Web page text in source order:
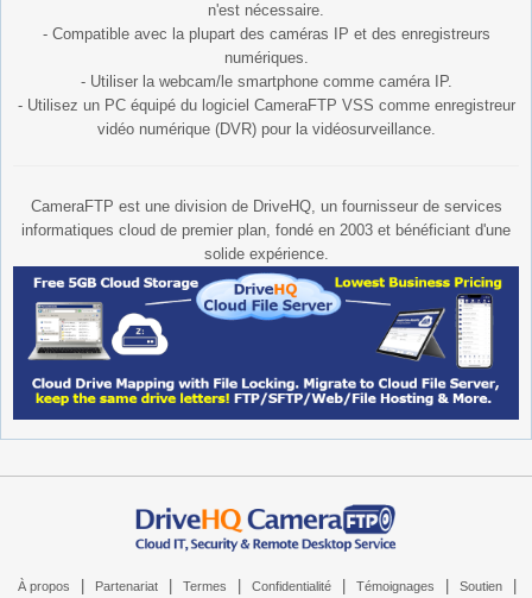
n'est nécessaire.
- Compatible avec la plupart des caméras IP et des enregistreurs
numériques.
- Utiliser la webcam/le smartphone comme caméra IP.
- Utilisez un PC équipé du logiciel CameraFTP VSS comme enregistreur
vidéo numérique (DVR) pour la vidéosurveillance.
CameraFTP est une division de DriveHQ, un fournisseur de services
informatiques cloud de premier plan, fondé en 2003 et bénéficiant d'une
solide expérience.
À propos | Partenariat | Termes | Confidentialité | Témoignages | Soutien |